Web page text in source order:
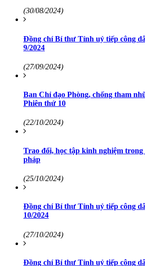
(30/08/2024)
Đồng chí Bí thư Tỉnh uỷ tiếp công
9/2024
(27/09/2024)
Ban Chỉ đạo Phòng, chống tham
Phiên thứ 10
(22/10/2024)
Trao đổi, học tập kinh nghiệm trong
pháp
(25/10/2024)
Đồng chí Bí thư Tỉnh uỷ tiếp công
10/2024
(27/10/2024)
Đồng chí Bí thư Tỉnh uỷ tiếp công